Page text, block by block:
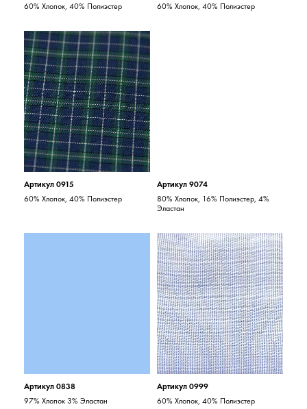
60% Хлопок, 40% Полиэстер
60% Хлопок, 40% Полиэстер
Артикул 0915
60% Хлопок, 40% Полиэстер
Артикул 9074
80% Хлопок, 16% Полиэстер, 4%
Эластан
Артикул 0838
97% Хлопок 3% Эластан
Артикул 0999
60% Хлопок, 40% Полиэстер